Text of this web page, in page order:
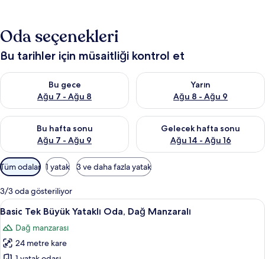
Oda seçenekleri
Bu tarihler için müsaitliği kontrol et
Bu gece
Ağu 7 - Ağu 8
Bu gece için müsaitliği kontrol et Ağu 7 - Ağu 8
Yarın
Ağu 8 - Ağu 9
Yarın için müsaitliği kontrol
Bu hafta sonu
Ağu 7 - Ağu 9
Bu hafta sonu için müsaitliği kontrol et Ağu 7 - Ağu 9
Gelecek hafta sonu
Ağu 14 - Ağu 16
Önümüzdeki hafta sonu için
Odalar
için
mevcut
filtreler
Tüm odalar 1 yatak 3 ve daha fazla yatak
3/3 oda gösteriliyor
Basic
Tek
Büyük
Yataklı
Basic Tek Büyük Yataklı Oda, Dağ
1
Basic Tek Büyük Yataklı Oda, Dağ Manzaralı
Dağ manzarası
24 metre kare